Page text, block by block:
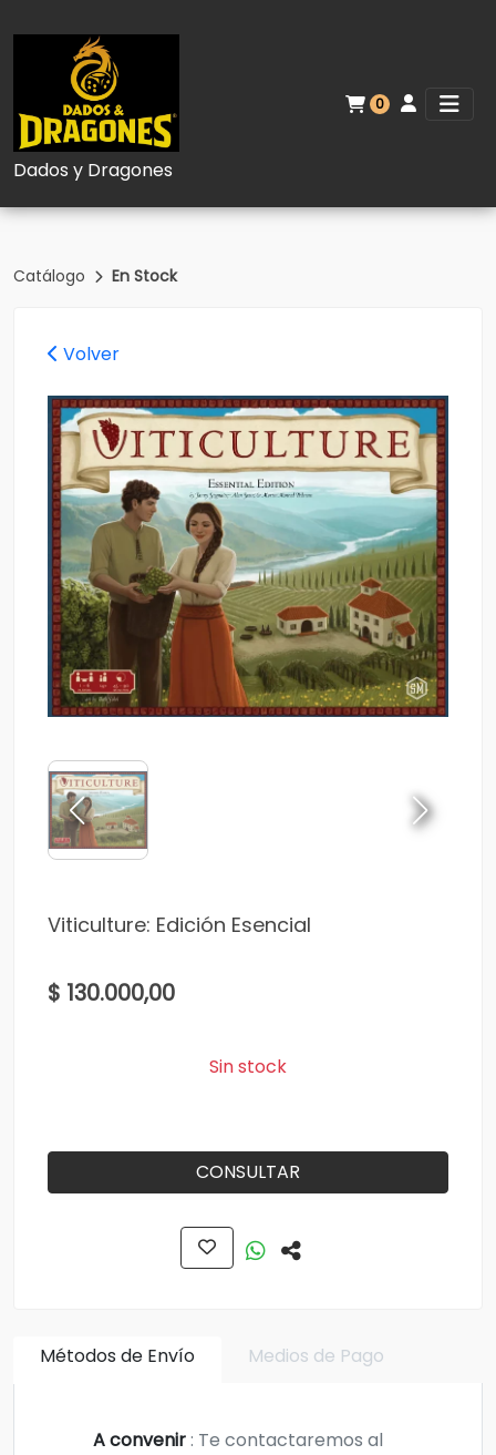
Dados y Dragones
0
Catálogo En Stock
Volver
Viticulture: Edición Esencial
$ 130.000,00
Sin stock
CONSULTAR
Métodos de Envío Medios de Pago
A convenir: Te contactaremos al